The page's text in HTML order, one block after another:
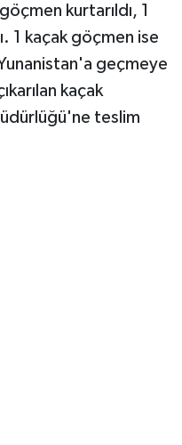
kurtarıldı, 1
1 kaçak göçmen ise
geçmeye
kaçak
teslim